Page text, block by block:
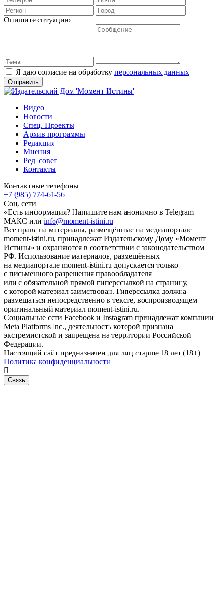
Опишите ситуацию
Я даю согласие на обработку персональных данных
Видео
Новости
Спец. Проекты
Архив программы
Редакция
Мнения
Ред. совет
Контакты
Контактные телефоны
+7 (985) 774-61-56
Соц. сети
«Есть информация? Напишите нам анонимно в Telegram
МАКС или info@moment-istini.ru
Все права на материалы, размещённые на медиапортале
moment-istini.ru, принадлежат Издательскому Дому «Момент
Истины» и охраняются в соответствии с законодательством
РФ. Использование материалов, размещённых
на медиапортале moment-istini.ru допускается только
с письменного разрешения правообладателя
или с обязательной прямой гиперссылкой на страницу,
с которой материал заимствован. Гиперссылка должна
размещаться непосредственно в тексте, воспроизводящем
оригинальный материал moment-istini.ru.
Социальные сети Facebook и Instagram принадлежат компании
Meta Platforms Inc., деятельность которой признана
экстремистской и запрещена на территории Российской
Федерации.
Настоящий сайт предназначен для лиц старше 18 лет (18+).
Политика конфиденциальности
Связь